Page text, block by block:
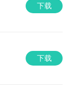
下载
下载